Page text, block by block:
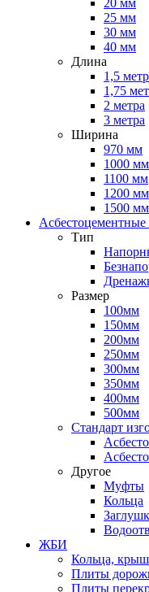
20 мм
25 мм
30 мм
40 мм
Длина
1,5
1,75
2 метра
3 метра
Ширина
970 мм
1000 мм
1100 мм
1200 мм
1500 мм
Тип
Размер
100мм
150мм
200мм
250мм
300мм
350мм
400мм
500мм
Стандарт
Другое
Муфты
Кольца
ЖБИ
Кольца,
Плиты
Плиты